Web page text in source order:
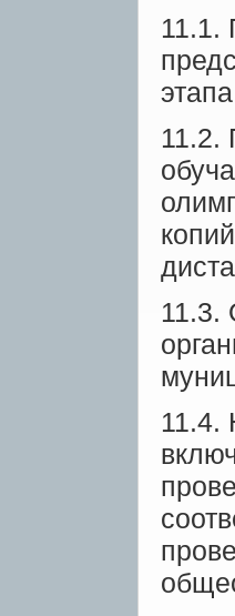
11.1.
11.2.
11.3.
11.4.